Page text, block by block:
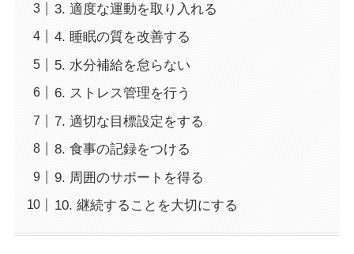
3. 適度な運動を取り入れる
4. 睡眠の質を改善する
5. 水分補給を怠らない
6. ストレス管理を行う
7. 適切な目標設定をする
8. 食事の記録をつける
9. 周囲のサポートを得る
10. 継続することを大切にする